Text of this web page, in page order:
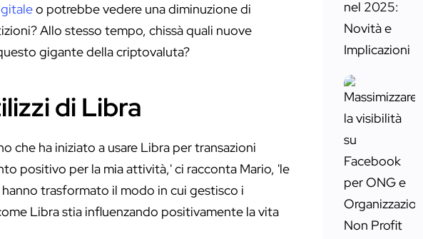
o potrebbe vedere una diminuzione di
Allo stesso tempo, chissà quali nuove
gigante della criptovaluta?
di Libra
che ha iniziato a usare Libra per transazioni
positivo per la mia attività,' ci racconta Mario, 'le
trasformato il modo in cui gestisco i
Libra stia influenzando positivamente la vita